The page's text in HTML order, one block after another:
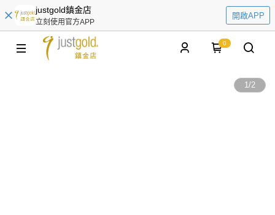
justgold鎮金店
立刻使用官方APP
開啟APP
0
1/2